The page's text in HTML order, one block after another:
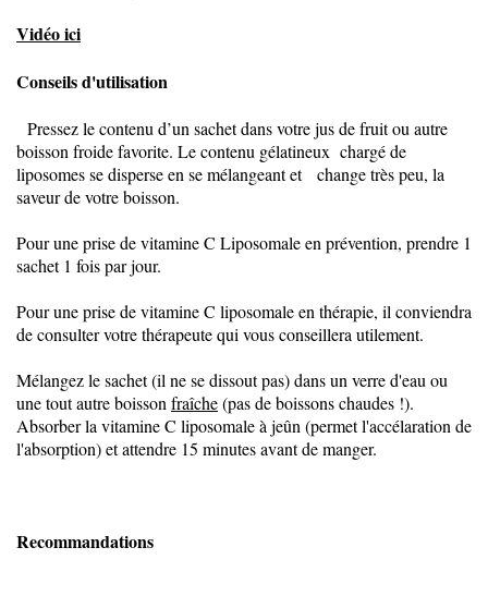
Vidéo ici
Conseils d'utilisation
Pressez le contenu d’un sachet dans votre jus de fruit ou autre
boisson froide favorite. Le contenu gélatineux chargé de
liposomes se disperse en se mélangeant et change très peu, la
saveur de votre boisson.
Pour une prise de vitamine C Liposomale en prévention, prendre 1
sachet 1 fois par jour.
Pour une prise de vitamine C liposomale en thérapie, il conviendra
de consulter votre thérapeute qui vous conseillera utilement.
Mélangez le sachet (il ne se dissout pas) dans un verre d'eau ou
une tout autre boisson fraîche(pas de boissons chaudes !).
Absorber la vitamine C liposomale à jeûn (permet l'accélaration de
l'absorption) et attendre 15 minutes avant de manger.
Recommandations